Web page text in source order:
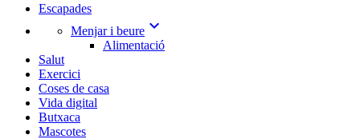
Escapades
Menjar i beure expand_more
Alimentació
Salut
Exercici
Coses de casa
Vida digital
Butxaca
Mascotes